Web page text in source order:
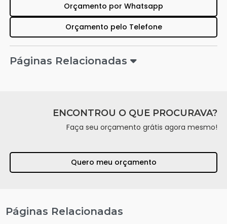
Orçamento por Whatsapp
Orçamento pelo Telefone
Páginas Relacionadas
ENCONTROU O QUE PROCURAVA?
Faça seu orçamento grátis agora mesmo!
Quero meu orçamento
Páginas Relacionadas